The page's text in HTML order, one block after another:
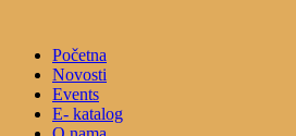
Početna
Novosti
Events
E- katalog